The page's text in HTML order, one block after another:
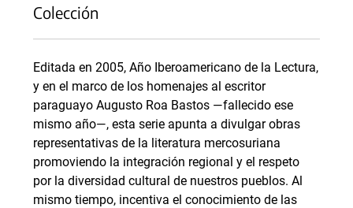
Colección
Editada en 2005, Año Iberoamericano de la Lectura,
y en el marco de los homenajes al escritor
paraguayo Augusto Roa Bastos —fallecido ese
mismo año—, esta serie apunta a divulgar obras
representativas de la literatura mercosuriana
promoviendo la integración regional y el respeto
por la diversidad cultural de nuestros pueblos. Al
mismo tiempo, incentiva el conocimiento de las